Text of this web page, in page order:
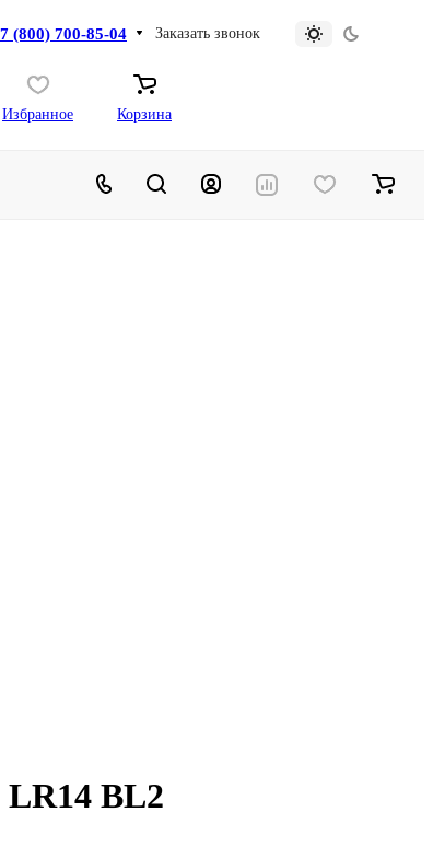
(800) 700-85-04 Заказать звонок
Избранное Корзина
LR14 BL2